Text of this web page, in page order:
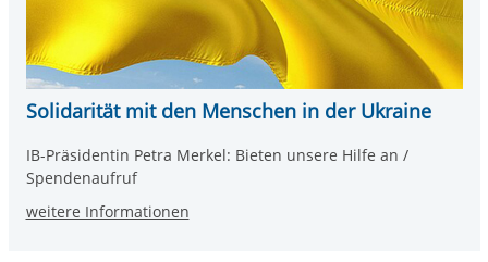
Solidarität mit den Menschen in der Ukraine
IB-Präsidentin Petra Merkel: Bieten unsere Hilfe an /
Spendenaufruf
weitere Informationen